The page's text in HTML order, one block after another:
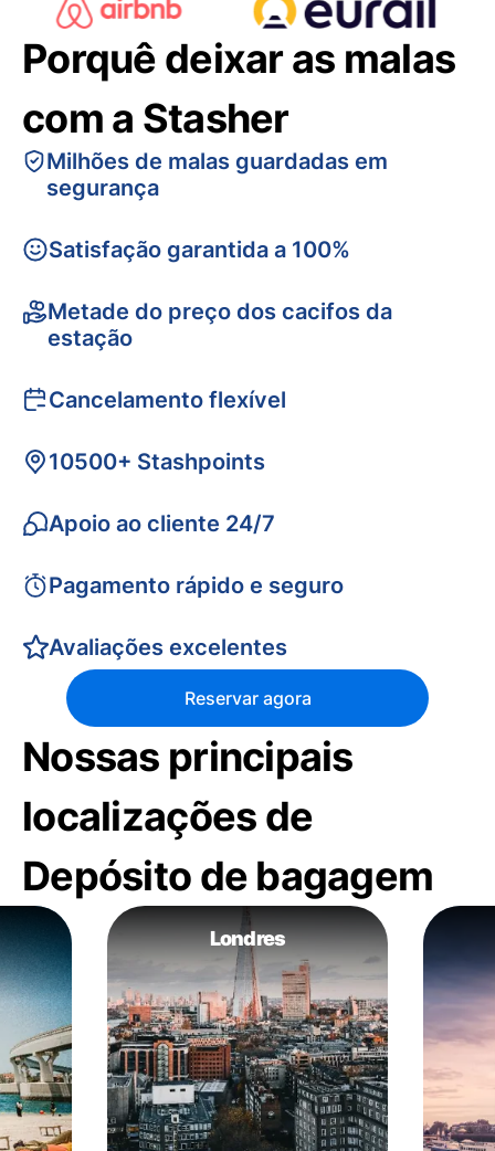
Porquê deixar as malas
com a Stasher
Milhões de malas guardadas em
segurança
Satisfação garantida a 100%
Metade do preço dos cacifos da
estação
Cancelamento flexível
10500+ Stashpoints
Apoio ao cliente 24/7
Pagamento rápido e seguro
Avaliações excelentes
Reservar agora
Nossas principais
localizações de
Depósito de bagagem
Londres